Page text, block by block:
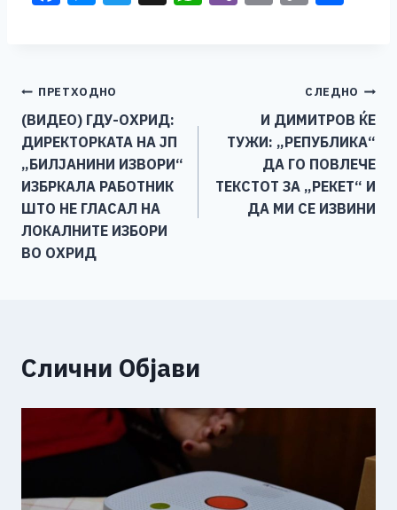
b
o
o
k
n
g
er
Li
n
k
Навигација
на
напис
ПРЕТХОДНО
(ВИДЕО) ГДУ-ОХРИД:
ДИРЕКТОРКАТА НА ЈП
„БИЛЈАНИНИ ИЗВОРИ“
ИЗБРКАЛА РАБОТНИК
ШТО НЕ ГЛАСАЛ НА
ЛОКАЛНИТЕ ИЗБОРИ
ВО ОХРИД
СЛЕДНО
И ДИМИТРОВ ЌЕ
ТУЖИ: „РЕПУБЛИКА“
ДА ГО ПОВЛЕЧЕ
ТЕКСТОТ ЗА „РЕКЕТ“ И
ДА МИ СЕ ИЗВИНИ
Слични Објави